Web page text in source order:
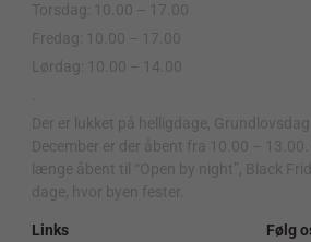
Torsdag: 10.00 – 17.00
Fredag: 10.00 – 17.00
Lørdag: 10.00 – 14.00
Der er lukket på helligdage, Grundlovsdag
December er der åbent fra 10.00 –
længe åbent til “Open by night”, Black
dage, hvor byen fester.
Links Følg